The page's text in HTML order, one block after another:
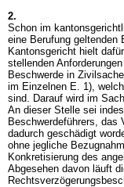
2.
Schon im
eine Berufung geltenden
Kantonsgericht hielt
stellenden
Beschwerde in
im Einzelnen E. 1),
sind. Darauf wird im
An dieser Stelle sei
Beschwerdeführers, das
dadurch geschädigt
ohne jegliche
Konkretisierung des
Abgesehen davon läuft